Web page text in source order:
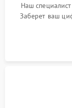
Наш
Заберет ваш